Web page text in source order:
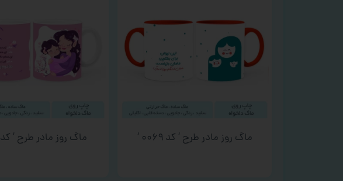
ماگ روز مادر طرح ‘ کد ۰۰۶۹ ‘ ماگ روز مادر طرح ‘ کد ۰۱۱۲ ‘